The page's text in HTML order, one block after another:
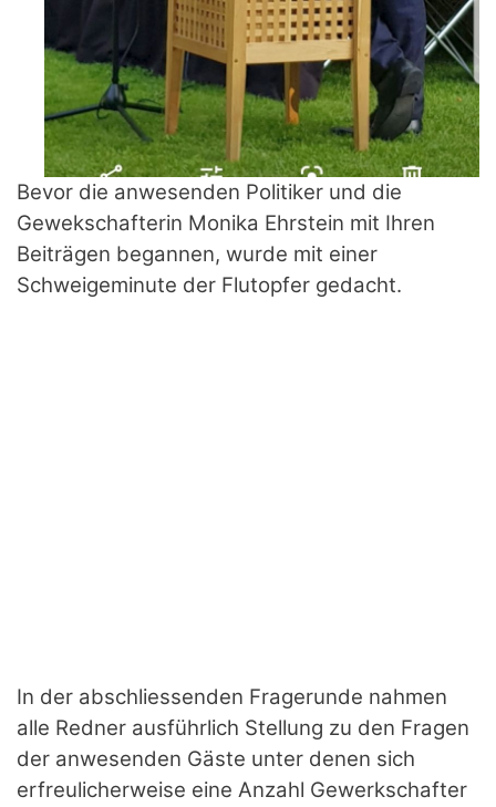
Bevor die anwesenden Politiker und die
Gewekschafterin Monika Ehrstein mit Ihren
Beiträgen begannen, wurde mit einer
Schweigeminute der Flutopfer gedacht.
In der abschliessenden Fragerunde nahmen
alle Redner ausführlich Stellung zu den Fragen
der anwesenden Gäste unter denen sich
erfreulicherweise eine Anzahl Gewerkschafter